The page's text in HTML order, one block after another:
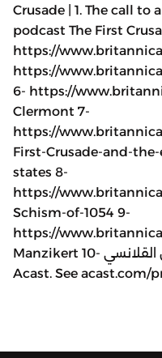
Crusade | 1. The call to
podcast The First
https://
https://
6- https://
Clermont 7-
https://
First-Crusade-and-
states 8-
https://
Schism-of-1054 9-
https://
Manzikert 10- تاريخ دمشق لابن القلانسي Hosted on
Acast. See